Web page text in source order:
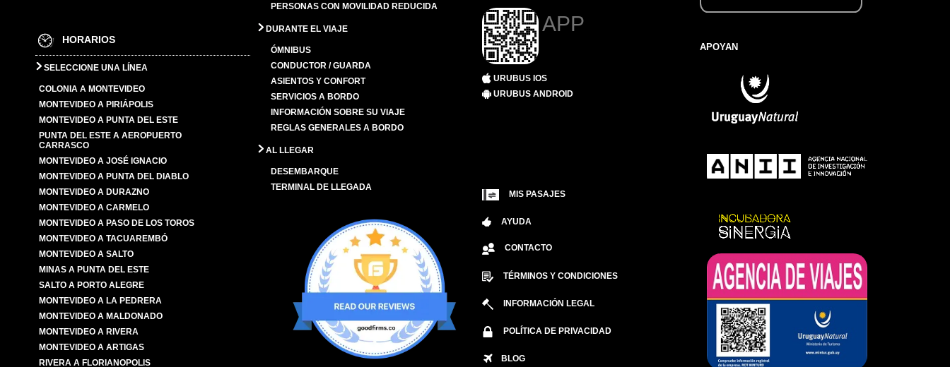
HORARIOS
SELECCIONE UNA LÍNEA
COLONIA A MONTEVIDEO
MONTEVIDEO A PIRIÁPOLIS
MONTEVIDEO A PUNTA DEL ESTE
PUNTA DEL ESTE A AEROPUERTO
CARRASCO
MONTEVIDEO A JOSÉ IGNACIO
MONTEVIDEO A PUNTA DEL DIABLO
MONTEVIDEO A DURAZNO
MONTEVIDEO A CARMELO
MONTEVIDEO A PASO DE LOS TOROS
MONTEVIDEO A TACUAREMBÓ
MONTEVIDEO A SALTO
MINAS A PUNTA DEL ESTE
SALTO A PORTO ALEGRE
MONTEVIDEO A LA PEDRERA
MONTEVIDEO A MALDONADO
MONTEVIDEO A RIVERA
MONTEVIDEO A ARTIGAS
RIVERA A FLORIANOPOLIS
PERSONAS CON MOVILIDAD REDUCIDA
DURANTE EL VIAJE
ÓMNIBUS
CONDUCTOR / GUARDA
ASIENTOS Y CONFORT
SERVICIOS A BORDO
INFORMACIÓN SOBRE SU VIAJE
REGLAS GENERALES A BORDO
AL LLEGAR
DESEMBARQUE
TERMINAL DE LLEGADA
APP
URUBUS IOS
URUBUS ANDROID
MIS PASAJES
AYUDA
CONTACTO
TÉRMINOS Y CONDICIONES
INFORMACIÓN LEGAL
POLÍTICA DE PRIVACIDAD
BLOG
APOYAN